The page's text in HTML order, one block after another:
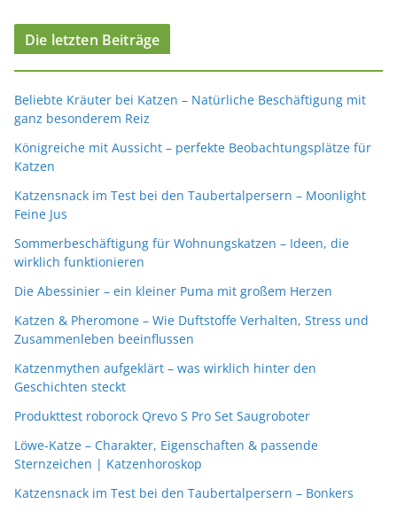
Die letzten Beiträge
Beliebte Kräuter bei Katzen – Natürliche Beschäftigung mit
ganz besonderem Reiz
Königreiche mit Aussicht – perfekte Beobachtungsplätze für
Katzen
Katzensnack im Test bei den Taubertalpersern – Moonlight
Feine Jus
Sommerbeschäftigung für Wohnungskatzen – Ideen, die
wirklich funktionieren
Die Abessinier – ein kleiner Puma mit großem Herzen
Katzen & Pheromone – Wie Duftstoffe Verhalten, Stress und
Zusammenleben beeinflussen
Katzenmythen aufgeklärt – was wirklich hinter den
Geschichten steckt
Produkttest roborock Qrevo S Pro Set Saugroboter
Löwe-Katze – Charakter, Eigenschaften & passende
Sternzeichen | Katzenhoroskop
Katzensnack im Test bei den Taubertalpersern – Bonkers